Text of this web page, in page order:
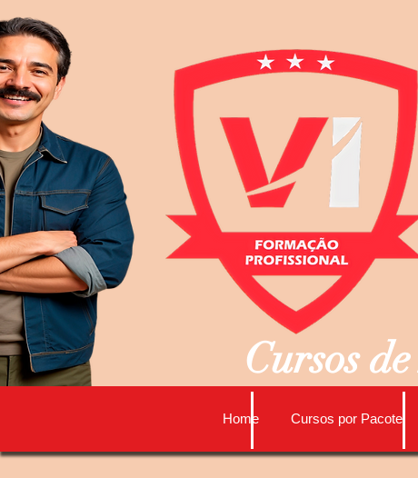
Cursos
Home Cursos por Pacote